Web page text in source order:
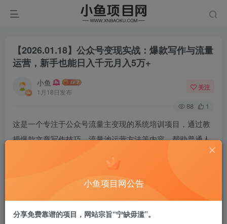
【2026.01.18】公众号变现实战：爆款写作与流量
运营，新手也能日入千元月入5万+
小鱼
1月18日发布
关注
88 1
这是一个专注于公众号流量主变现的系统培训项目，通过教
授爆款文章写作技巧、流量池运营方法等内容，帮助普通人
程，涵盖民生、法律、美食等多个热门领域，提供AI写作指
导、多平台分发策略等实用技巧。课程采用”新手必看+领域
专攻+直播答疑”的三维教学模式，最新2025版教程还新增旅
游小绿书等新兴玩法，适合想通过公众号实现月入几千到数
小鱼项目网公告
分享免费靠谱的项目，网站宗旨“宁缺毋滥”。